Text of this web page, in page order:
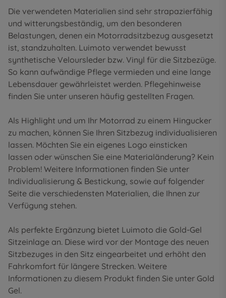
Die verwendeten Materialien sind sehr strapazierfähig
und witterungsbeständig, um den besonderen
Belastungen, denen ein Motorradsitzbezug ausgesetzt
ist, standzuhalten. Luimoto verwendet bewusst
synthetische Veloursleder bzw. Vinyl für die Sitzbezüge.
So kann aufwändige Pflege vermieden und eine lange
Lebensdauer gewährleistet werden. Pflegehinweise
finden Sie unter unseren häufig gestellten Fragen.
Als Highlight und um Ihr Motorrad zu einem Hingucker
zu machen, können Sie Ihren Sitzbezug individualisieren
lassen. Möchten Sie ein eigenes Logo einsticken
lassen oder wünschen Sie eine Materialänderung? Kein
Problem! Weitere Informationen finden Sie unter
Individualisierung & Bestickung, sowie auf folgender
Seite die verschiedensten Materialien, die Ihnen zur
Verfügung stehen.
Als perfekte Ergänzung bietet Luimoto die Gold-Gel
Sitzeinlage an. Diese wird vor der Montage des neuen
Sitzbezuges in den Sitz eingearbeitet und erhöht den
Fahrkomfort für längere Strecken. Weitere
Informationen zu diesem Produkt finden Sie unter Gold
Gel.